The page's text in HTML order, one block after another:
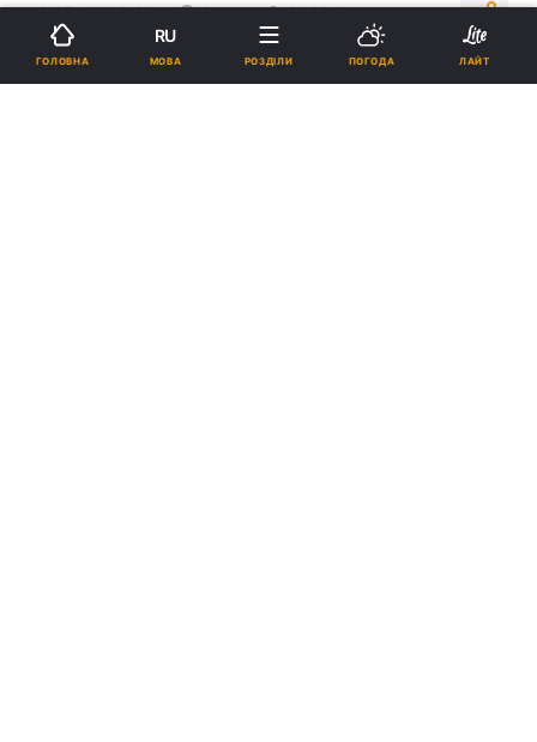
13:55, 22.03.24 3 хв. 34630
Підпишіться на нас в Google
ГОЛОВНА
RU
МОВА РОЗДІЛИ ПОГОДА ЛАЙТ